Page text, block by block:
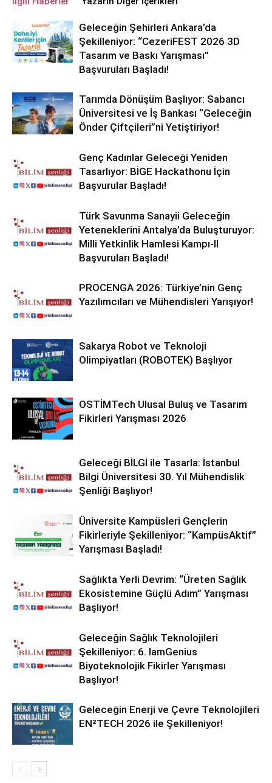
Geleceğin Şehirleri Ankara’da
Şekilleniyor: “CezeriFEST 2026 3D
Tasarım ve Baskı Yarışması”
Başvuruları Başladı!
Tarımda Dönüşüm Başlıyor: Sabancı
Üniversitesi ve İş Bankası “Geleceğin
Önder Çiftçileri”ni Yetiştiriyor!
Genç Kadınlar Geleceği Yeniden
Tasarlıyor: BİGE Hackathonu İçin
Başvurular Başladı!
Türk Savunma Sanayii Geleceğin
Yeteneklerini Antalya’da Buluşturuyor:
Milli Yetkinlik Hamlesi Kampı-II
Başvuruları Başladı!
PROCENGA 2026: Türkiye’nin Genç
Yazılımcıları ve Mühendisleri Yarışıyor!
Sakarya Robot ve Teknoloji
Olimpiyatları (ROBOTEK) Başlıyor
OSTİMTech Ulusal Buluş ve Tasarım
Fikirleri Yarışması 2026
Geleceği BİLGİ ile Tasarla: İstanbul
Bilgi Üniversitesi 30. Yıl Mühendislik
Şenliği Başlıyor!
Üniversite Kampüsleri Gençlerin
Fikirleriyle Şekilleniyor: “KampüsAktif”
Yarışması Başladı!
Sağlıkta Yerli Devrim: “Üreten Sağlık
Ekosistemine Güçlü Adım” Yarışması
Başlıyor!
Geleceğin Sağlık Teknolojileri
Şekilleniyor: 6. IamGenius
Biyoteknolojik Fikirler Yarışması
Başlıyor!
Geleceğin Enerji ve Çevre Teknolojileri
EN²TECH 2026 ile Şekilleniyor!